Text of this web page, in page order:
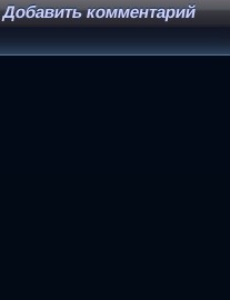
Добавить комментарий